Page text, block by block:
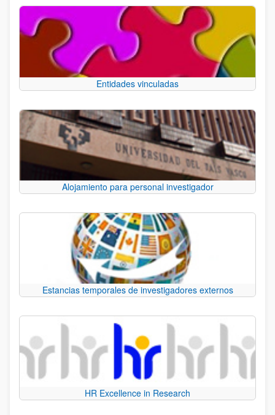
Entidades vinculadas
Alojamiento para personal investigador
Estancias temporales de investigadores externos
HR Excellence in Research